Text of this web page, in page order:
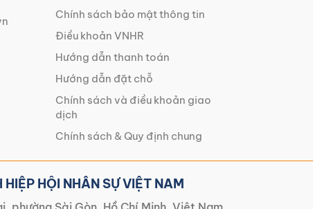
Chính sách bảo mật thông tin
Điều khoản VNHR
Hướng dẫn thanh toán
Hướng dẫn đặt chỗ
Chính sách và điều khoản giao
dịch
Chính sách & Quy định chung
HIỆP HỘI NHÂN SỰ VIỆT NAM